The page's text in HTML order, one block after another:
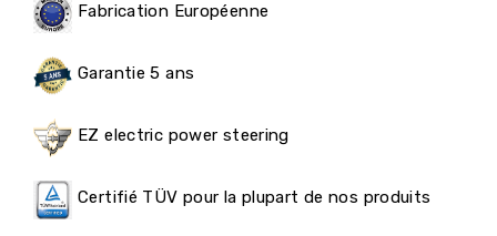
Fabrication Européenne
Garantie 5 ans
EZ electric power steering
Certifié TÜV pour la plupart de nos produits